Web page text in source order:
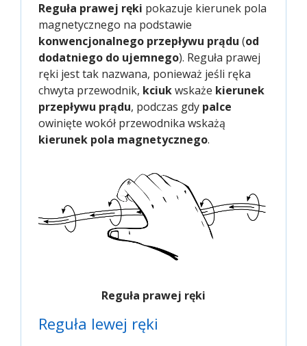
Reguła prawej ręki pokazuje kierunek pola
magnetycznego na podstawie
konwencjonalnego przepływu prądu (od
dodatniego do ujemnego). Reguła prawej
ręki jest tak nazwana, ponieważ jeśli ręka
chwyta przewodnik, kciukwskaże kierunek
przepływu prądu, podczas gdy palce
owinięte wokół przewodnika wskażą
kierunek pola magnetycznego.
Reguła prawej ręki
Reguła lewej ręki